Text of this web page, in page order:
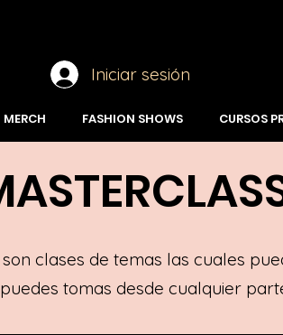
Iniciar sesión
MERCH FASHION SHOWS CURSOS
clases de temas las cuales
tomas desde cualquier